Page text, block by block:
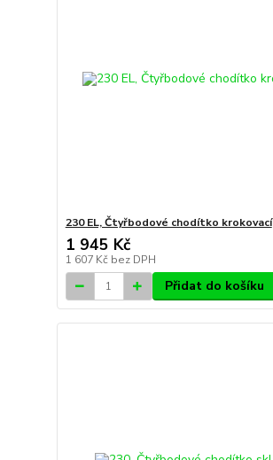
230 EL, Čtyřbodové chodítko krokovací
1 945 Kč
1 607 Kč bez DPH
Přidat do košíku